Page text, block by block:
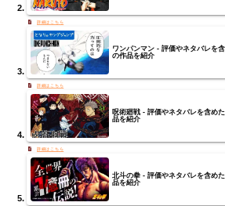
ワンパンマン - 評価やネタバレを
の作品を紹介
呪術廻戦 - 評価やネタバレを含め
品を紹介
北斗の拳 - 評価やネタバレを含め
品を紹介